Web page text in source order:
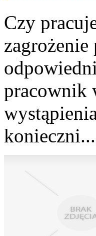
Czy
zagrożenie
pracownik
konieczni...